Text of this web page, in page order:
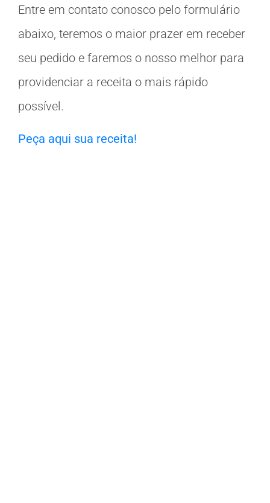
Entre em contato conosco pelo formulário
abaixo, teremos o maior prazer em receber
seu pedido e faremos o nosso melhor para
providenciar a receita o mais rápido
possível.
Peça aqui sua receita!